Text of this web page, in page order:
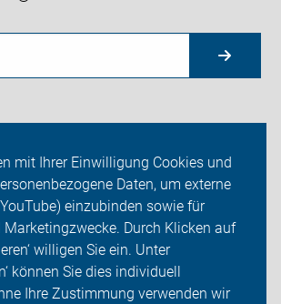
mit Ihrer Einwilligung Cookies und
Daten, um externe
einzubinden sowie für
Marketingzwecke. Durch Klicken auf
willigen Sie ein. Unter
können Sie dies individuell
Ihre Zustimmung verwenden wir